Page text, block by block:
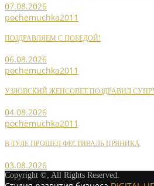
07.08.2026
pochemuchka2011
ПОЗДРАВЛЯЕМ С ПОБЕДОЙ!
06.08.2026
pochemuchka2011
УЗЛОВСКИЙ ЖЕНСОВЕТ ПОЗДРАВИЛ
04.08.2026
pochemuchka2011
В ТУЛЕ ПРОШЕЛ ФЕСТИВАЛЬ ПРЯНИКА
03.08.2026
Copyright ©, All Rights Reserved.